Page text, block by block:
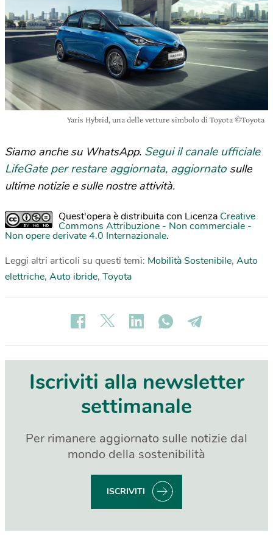
Yaris Hybrid, una delle vetture simbolo di Toyota ©Toyota
Siamo anche su WhatsApp. Segui il canale ufficiale
LifeGate per restare aggiornata, aggiornato sulle
ultime notizie e sulle nostre attività.
Quest'opera è distribuita con Licenza Creative
Commons Attribuzione - Non commerciale -
Non opere derivate 4.0 Internazionale.
Leggi altri articoli su questi temi: Mobilità Sostenibile, Auto
elettriche, Auto ibride, Toyota
Iscriviti alla newsletter
settimanale
Per rimanere aggiornato sulle notizie dal
mondo della sostenibilità
ISCRIVITI